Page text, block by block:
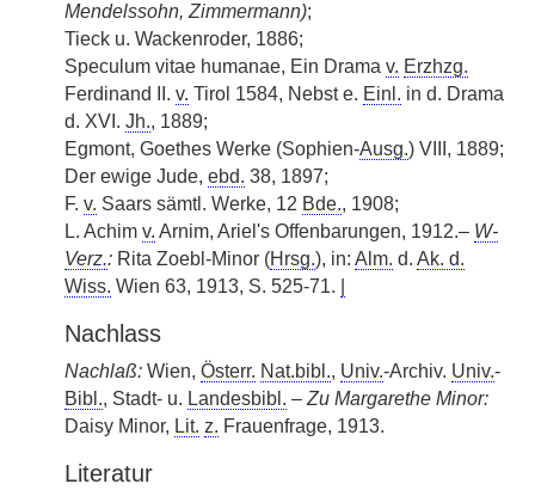
Mendelssohn, Zimmermann);
Tieck u. Wackenroder, 1886;
Speculum vitae humanae, Ein Drama v. Erzhzg.
Ferdinand II. v. Tirol 1584, Nebst e. Einl. in d. Drama
d. XVI. Jh., 1889;
Egmont, Goethes Werke (Sophien-Ausg.) VIII, 1889;
Der ewige Jude, ebd. 38, 1897;
F. v. Saars sämtl. Werke, 12 Bde., 1908;
L. Achim v. Arnim, Ariel's Offenbarungen, 1912.– W-
Verz.: Rita Zoebl-Minor (Hrsg.), in: Alm. d. Ak. d.
Wiss. Wien 63, 1913, S. 525-71.
Nachlass
Nachlaß: Wien, Österr. Nat.bibl., Univ.-Archiv. Univ.-
Bibl., Stadt- u. Landesbibl. – Zu Margarethe Minor:
Daisy Minor, Lit. z. Frauenfrage, 1913.
Literatur